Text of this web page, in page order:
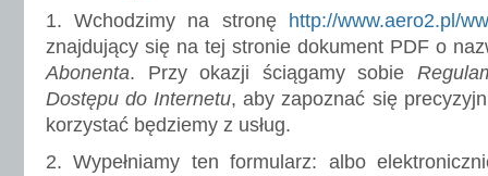
1. Wchodzimy na stronę
http://www.aero2.pl/
znajdujący się na tej stronie dokument PDF o
Abonenta. Przy okazji ściągamy sobie
Dostępu do Internetu, aby zapoznać się
korzystać będziemy z usług.
2. Wypełniamy ten formularz: albo